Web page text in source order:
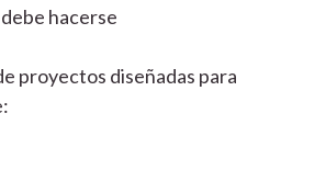
hacerse
proyectos diseñadas para